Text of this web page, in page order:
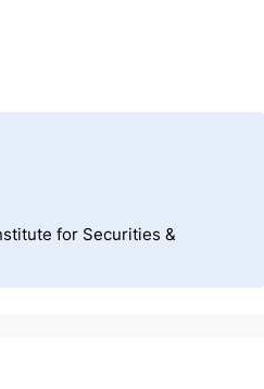
for Securities &